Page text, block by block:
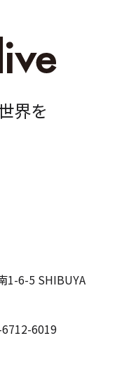
界を
1-6-5 SHIBUYA
6019